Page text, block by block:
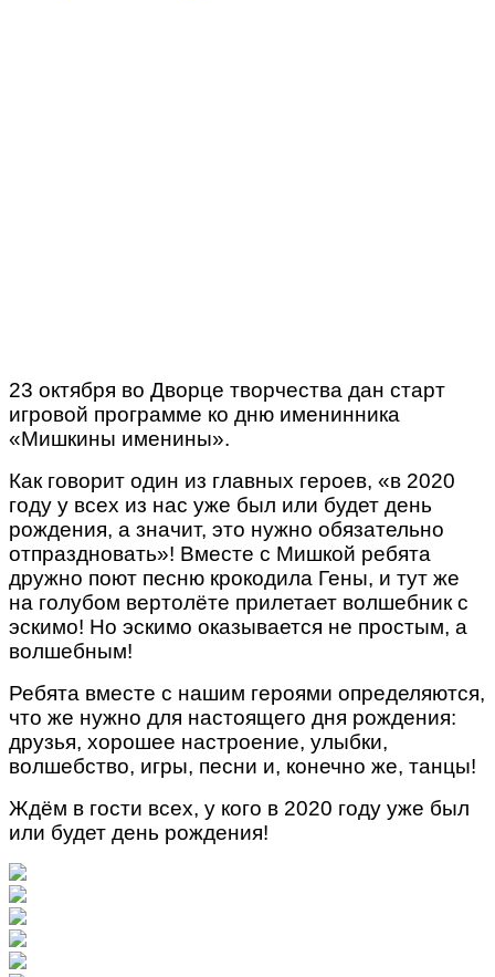
23 октября во Дворце творчества дан старт
игровой программе ко дню именинника
«Мишкины именины».
Как говорит один из главных героев, «в 2020
году у всех из нас уже был или будет день
рождения, а значит, это нужно обязательно
отпраздновать»! Вместе с Мишкой ребята
дружно поют песню крокодила Гены, и тут же
на голубом вертолёте прилетает волшебник с
эскимо! Но эскимо оказывается не простым, а
волшебным!
Ребята вместе с нашим героями определяются,
что же нужно для настоящего дня рождения:
друзья, хорошее настроение, улыбки,
волшебство, игры, песни и, конечно же, танцы!
Ждём в гости всех, у кого в 2020 году уже был
или будет день рождения!